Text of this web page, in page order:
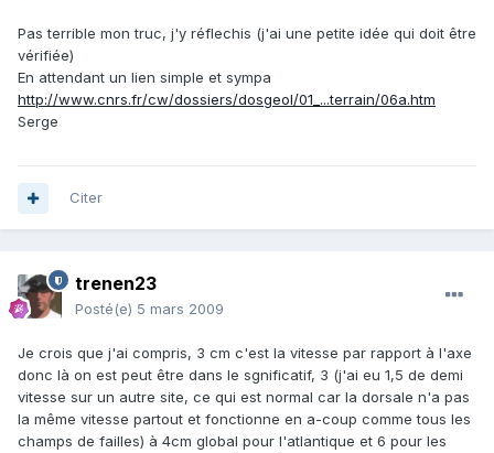
Pas terrible mon truc, j'y réflechis (j'ai une petite idée qui doit être
vérifiée)
En attendant un lien simple et sympa
http://www.cnrs.fr/cw/dossiers/dosgeol/01_...terrain/06a.htm
Serge
Citer
trenen23
Posté(e) 5 mars 2009
Je crois que j'ai compris, 3 cm c'est la vitesse par rapport à l'axe
donc là on est peut être dans le sgnificatif, 3 (j'ai eu 1,5 de demi
vitesse sur un autre site, ce qui est normal car la dorsale n'a pas
la même vitesse partout et fonctionne en a-coup comme tous les
champs de failles) à 4cm global pour l'atlantique et 6 pour les